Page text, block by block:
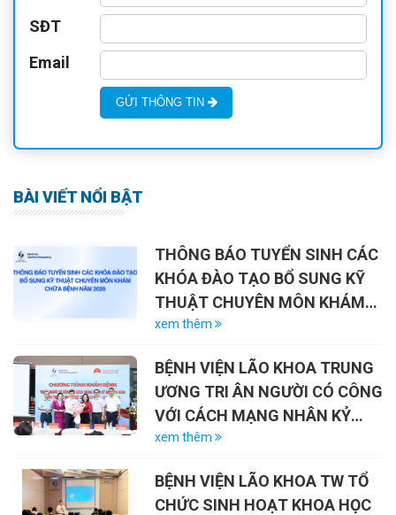
SĐT
Email
GỬI THÔNG TIN
BÀI VIẾT NỔI BẬT
THÔNG BÁO TUYỂN SINH CÁC
KHÓA ĐÀO TẠO BỔ SUNG KỸ
THUẬT CHUYÊN MÔN KHÁM
CHỮA BỆNH NĂM 2026
xem thêm
BỆNH VIỆN LÃO KHOA TRUNG
ƯƠNG TRI ÂN NGƯỜI CÓ CÔNG
VỚI CÁCH MẠNG NHÂN KỶ
NIỆM 79 NĂM NGÀY THƯƠNG
27/7/2026)
xem thêm
BỆNH VIỆN LÃO KHOA TW TỔ
CHỨC SINH HOẠT KHOA HỌC